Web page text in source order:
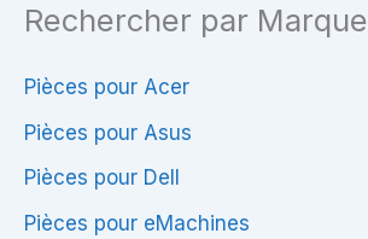
Rechercher par Marque
Pièces pour Acer
Pièces pour Asus
Pièces pour Dell
Pièces pour eMachines